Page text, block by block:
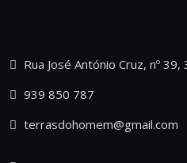
Rua José António Cruz, nº
939 850 787
terrasdohomem@gmail.com